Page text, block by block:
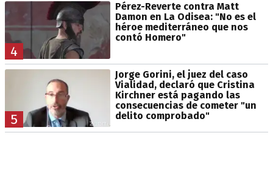
4
Pérez-Reverte contra Matt
Damon en La Odisea: "No es el
héroe mediterráneo que nos
contó Homero"
5
Jorge Gorini, el juez del caso
Vialidad, declaró que Cristina
Kirchner está pagando las
consecuencias de cometer "un
delito comprobado"